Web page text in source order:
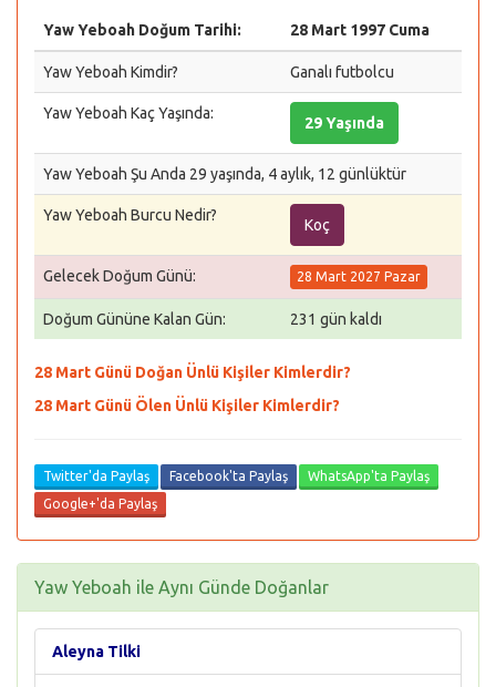
Yaw Yeboah Doğum Tarihi: 28 Mart 1997 Cuma
Yaw Yeboah Kimdir? Ganalı futbolcu
Yaw Yeboah Kaç Yaşında:
29 Yaşında
Yaw Yeboah Şu Anda 29 yaşında, 4 aylık, 12 günlüktür
Yaw Yeboah Burcu Nedir?
Koç
Gelecek Doğum Günü: 28 Mart 2027 Pazar
Doğum Gününe Kalan Gün: 231 gün kaldı
28 Mart Günü Doğan Ünlü Kişiler Kimlerdir?
28 Mart Günü Ölen Ünlü Kişiler Kimlerdir?
Twitter'da Paylaş Facebook'ta Paylaş
WhatsApp'ta Paylaş
Google+'da Paylaş
Yaw Yeboah ile Aynı Günde Doğanlar
Aleyna Tilki